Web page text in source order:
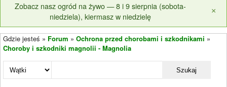
Zobacz nasz ogród na żywo — 8 i 9 sierpnia (sobota-
niedziela), kiermasz w niedzielę
×
Gdzie jesteś » Forum » Ochrona przed chorobami i szkodnikami »
Choroby i szkodniki magnolii - Magnolia
Szukaj